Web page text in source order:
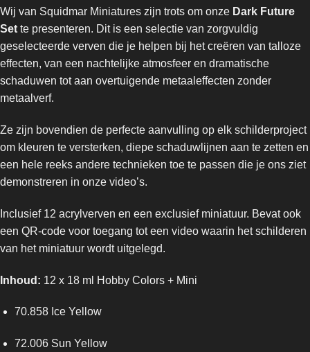
Wij van Squidmar Miniatures zijn trots om onze Dark Future
Set te presenteren. Dit is een selectie van zorgvuldig
geselecteerde verven die je helpen bij het creëren van talloze
effecten, van een nachtelijke atmosfeer en dramatische
schaduwen tot aan overtuigende metaaleffecten zonder
metaalverf.
Ze zijn bovendien de perfecte aanvulling op elk schilderproject
om kleuren te versterken, diepe schaduwlijnen aan te zetten en
een hele reeks andere technieken toe te passen die je ons ziet
demonstreren in onze video’s.
Inclusief 12 acrylverven en een exclusief miniatuur. Bevat ook
een QR-code voor toegang tot een video waarin het schilderen
van het miniatuur wordt uitgelegd.
Inhoud: 12 x 18 ml Hobby Colors + Mini
70.858 Ice Yellow
72.006 Sun Yellow